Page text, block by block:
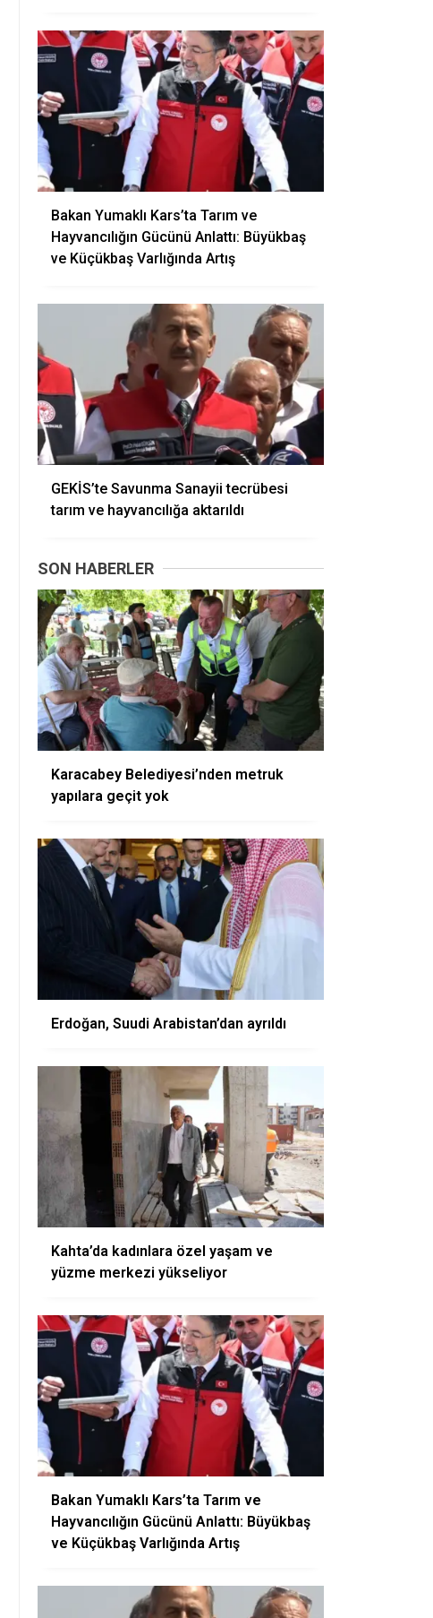
Bakan Yumaklı Kars’ta Tarım ve
Hayvancılığın Gücünü Anlattı: Büyükbaş
ve Küçükbaş Varlığında Artış
GEKİS’te Savunma Sanayii tecrübesi
tarım ve hayvancılığa aktarıldı
SON HABERLER
Karacabey Belediyesi’nden metruk
yapılara geçit yok
Erdoğan, Suudi Arabistan’dan ayrıldı
Kahta’da kadınlara özel yaşam ve
yüzme merkezi yükseliyor
Bakan Yumaklı Kars’ta Tarım ve
Hayvancılığın Gücünü Anlattı: Büyükbaş
ve Küçükbaş Varlığında Artış